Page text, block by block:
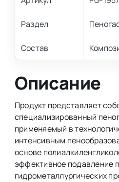
Раздел
Состав
Описание
Продукт представляет
специализированный
применяемый в
интенсивным
основе
эффективное подавление
гидрометаллургических